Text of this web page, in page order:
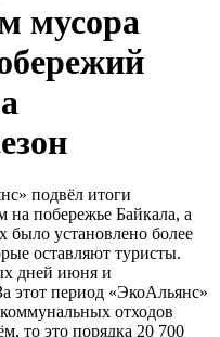
мусора
подвёл итоги
на побережье Байкала, а
было установлено более
оставляют туристы.
дней июня и
этот период «ЭкоАльянс»
отходов
то это порядка 20 700